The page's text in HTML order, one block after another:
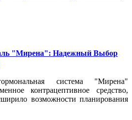
"Мирена": Надежный Выбор
система "Мирена"
контрацептивное средство,
возможности планирования